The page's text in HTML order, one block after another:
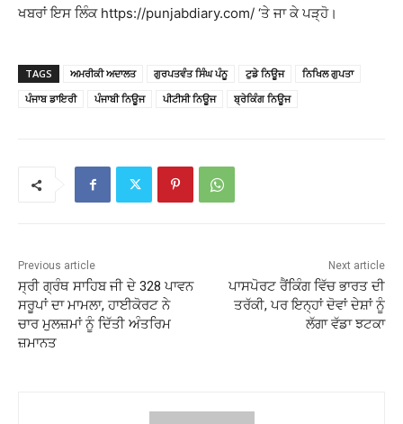
ਖਬਰਾਂ ਇਸ ਲਿੰਕ https://punjabdiary.com/ ‘ਤੇ ਜਾ ਕੇ ਪੜ੍ਹੋ।
TAGS ਅਮਰੀਕੀ ਅਦਾਲਤ ਗੁਰਪਤਵੰਤ ਸਿੰਘ ਪੰਨੂ ਟੁਡੇ ਨਿਊਜ
ਨਿਖਿਲ ਗੁਪਤਾ
ਪੰਜਾਬ ਡਾਇਰੀ
ਪੰਜਾਬੀ ਨਿਊਜ ਪੀਟੀਸੀ ਨਿਊਜ ਬ੍ਰੇਕਿੰਗ ਨਿਊਜ
Previous article
ਸ੍ਰੀ ਗ੍ਰੰਥ ਸਾਹਿਬ ਜੀ ਦੇ 328 ਪਾਵਨ
ਸਰੂਪਾਂ ਦਾ ਮਾਮਲਾ, ਹਾਈਕੋਰਟ ਨੇ
ਚਾਰ ਮੁਲਜ਼ਮਾਂ ਨੂੰ ਦਿੱਤੀ ਅੰਤਰਿਮ
ਜ਼ਮਾਨਤ
Next article
ਪਾਸਪੋਰਟ ਰੈਂਕਿੰਗ ਵਿੱਚ ਭਾਰਤ ਦੀ
ਤਰੱਕੀ, ਪਰ ਇਨ੍ਹਾਂ ਦੋਵਾਂ ਦੇਸ਼ਾਂ ਨੂੰ
ਲੱਗਾ ਵੱਡਾ ਝਟਕਾ